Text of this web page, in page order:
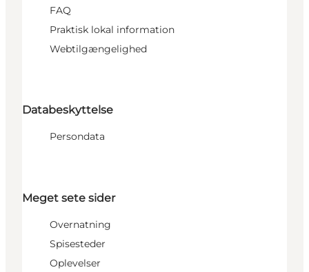
FAQ
Praktisk lokal information
Webtilgængelighed
Databeskyttelse
Persondata
Meget sete sider
Overnatning
Spisesteder
Oplevelser